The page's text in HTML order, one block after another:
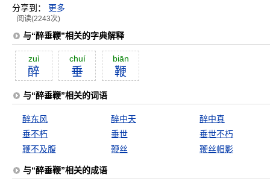
分享到： 更多
阅读(2243次)
与“醉垂鞭”相关的字典解释
zuì
醉
chuí
垂
biān
鞭
与“醉垂鞭”相关的词语
醉东风 醉中天
醉中真
垂不朽
垂世
垂世不朽
鞭不及腹
鞭丝 鞭丝帽影
与“醉垂鞭”相关的成语